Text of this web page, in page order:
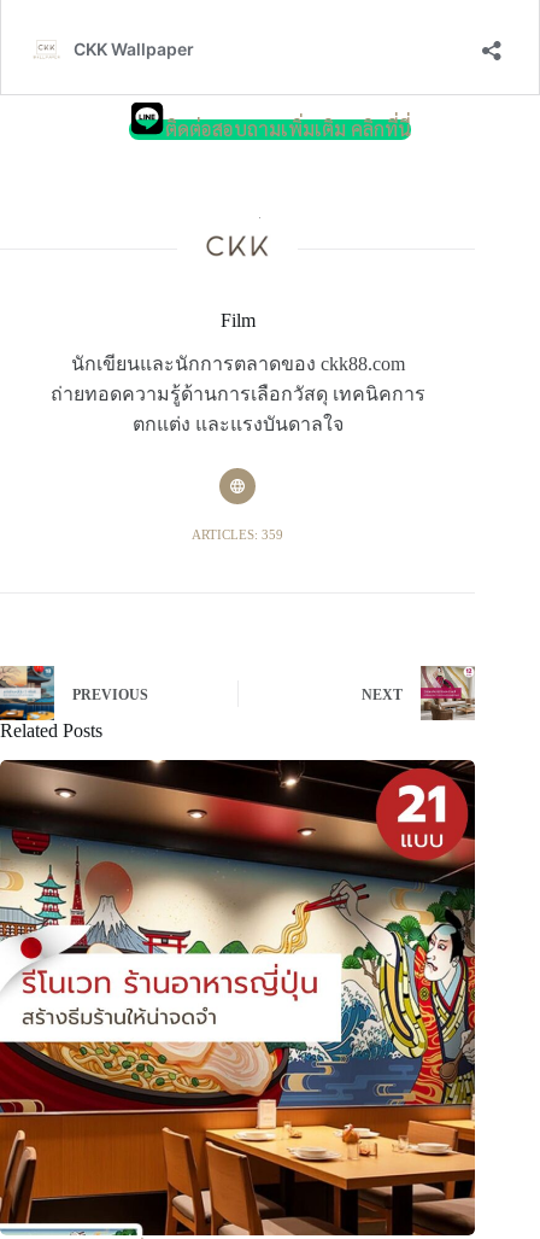
ติดต่อสอบถามเพิ่มเติม คลิกที่นี่
Film
นักเขียนและนักการตลาดของ ckk88.com
ถ่ายทอดความรู้ด้านการเลือกวัสดุ เทคนิคการ
ตกแต่ง และแรงบันดาลใจ
ARTICLES: 359
PREVIOUS NEXT
Related Posts